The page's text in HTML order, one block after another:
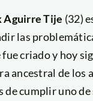
Aguirre Tije (32)
las
fue criado y hoy
ancestral de los
de cumplir uno